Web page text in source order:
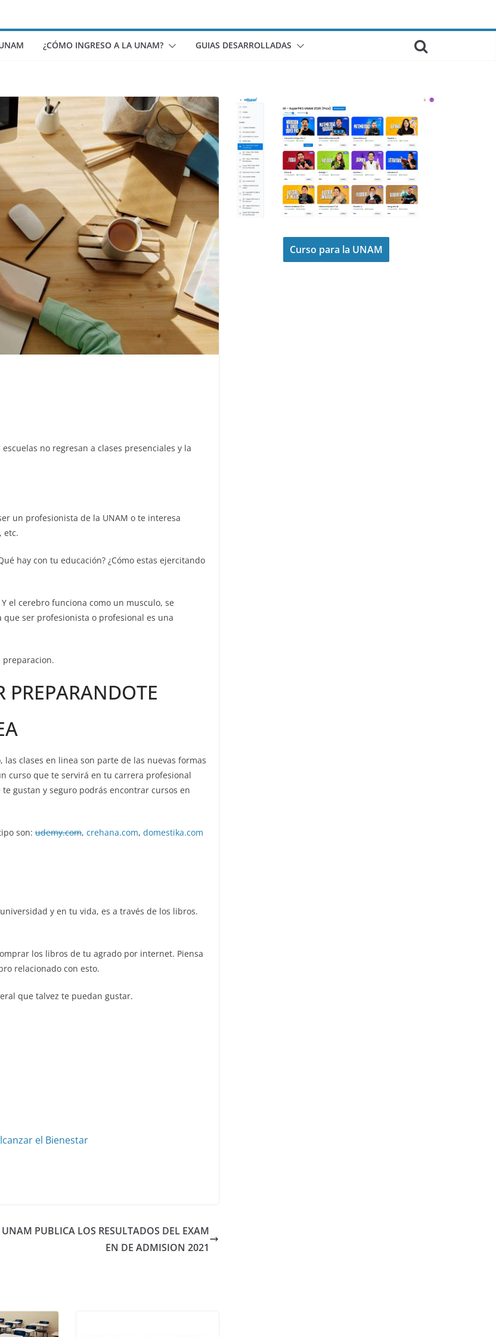
¿CÓMO INGRESO A LA UNAM? GUIAS DESARROLLADAS
no regresan a clases presenciales y la
un profesionista de la UNAM o te interesa
etc.
hay con tu educación? ¿Cómo estas ejercitando
el cerebro funciona como un musculo, se
ser profesionista o profesional es una
preparacion.
clases en linea son parte de las nuevas formas
curso que te servirá en tu carrera profesional
gustan y seguro podrás encontrar cursos en
son: udemy.com, crehana.com, domestika.com
y en tu vida, es a través de los libros.
los libros de tu agrado por internet. Piensa
relacionado con esto.
que talvez te puedan gustar.
el Bienestar
PUBLICA LOS RESULTADOS DEL EXAM
EN DE ADMISION 2021
Curso para la UNAM